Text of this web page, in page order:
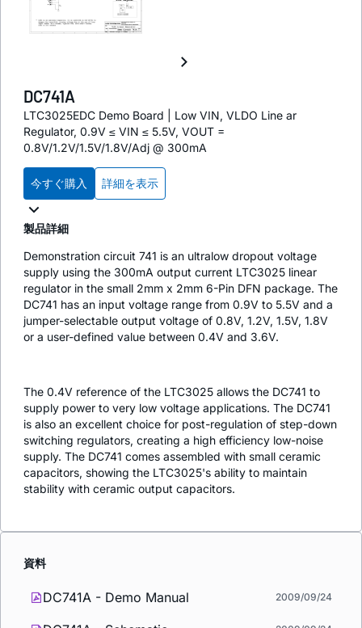
DC741A
LTC3025EDC Demo Board | Low VIN, VLDO Line ar
Regulator, 0.9V ≤ VIN ≤ 5.5V, VOUT =
0.8V/1.2V/1.5V/1.8V/Adj @ 300mA
今すぐ購入 詳細を表示
製品詳細
Demonstration circuit 741 is an ultralow dropout voltage
supply using the 300mA output current LTC3025 linear
regulator in the small 2mm x 2mm 6-Pin DFN package. The
DC741 has an input voltage range from 0.9V to 5.5V and a
jumper-selectable output voltage of 0.8V, 1.2V, 1.5V, 1.8V
or a user-defined value between 0.4V and 3.6V.
The 0.4V reference of the LTC3025 allows the DC741 to
supply power to very low voltage applications. The DC741
is also an excellent choice for post-regulation of step-down
switching regulators, creating a high efficiency low-noise
supply. The DC741 comes assembled with small ceramic
capacitors, showing the LTC3025's ability to maintain
stability with ceramic output capacitors.
資料
DC741A - Demo Manual 2009/09/24